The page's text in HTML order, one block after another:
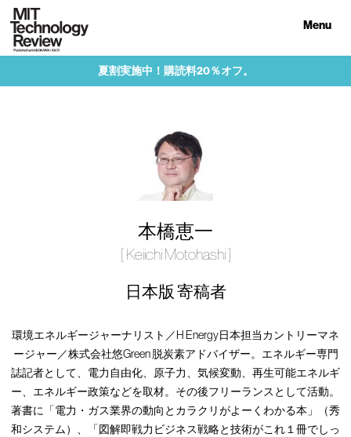
Menu
夏割実施中！購読料20％オフ。
本橋恵一
[ Keiichi Motohashi ]
日本版 寄稿者
環境エネルギージャーナリスト／H Energy日本担当カントリーマネ
ージャー／株式会社悠Green 脱炭素アドバイザー。エネルギー専門
誌記者として、電力自由化、原子力、気候変動、再生可能エネルギ
ー、エネルギー政策などを取材。その後フリーランスとして活動。
著書に「電力・ガス業界の動向とカラクリがよーくわかる本」（秀
和システム）、「図解即戦力ビジネス戦略と技術がこれ１冊でしっ